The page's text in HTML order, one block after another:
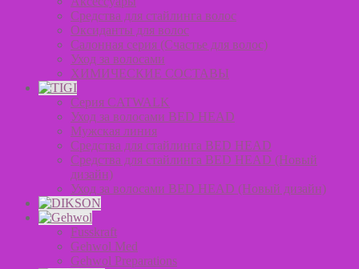
Средства для стайлинга волос
Оксиданты для волос
Салонная серия (Счастье для волос)
Уход за волосами
ХИМИЧЕСКИЕ СОСТАВЫ
Серия CATWALK
Уход за волосами BED HEAD
Мужская линия
Средства для стайлинга BED HEAD
Средства для стайлинга BED HEAD (Новый
дизайн)
Уход за волосами BED HEAD (Новый дизайн)
Fusskraft
Gehwol Med
Gehwol Preparations